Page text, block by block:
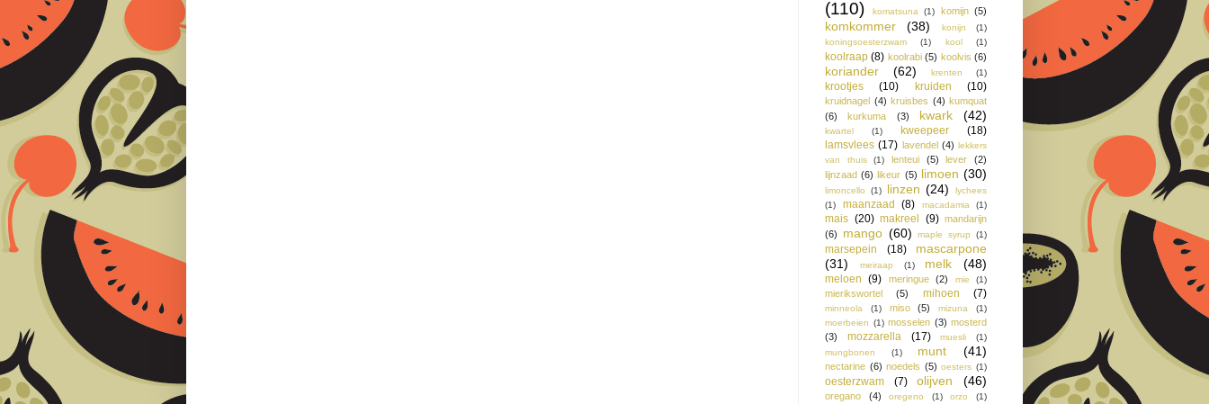
(110)
komatsuna (1) komijn (5)
komkommer (38) konijn
(1)
koningsoesterzwam
(1) kool (1)
koolraap (8) koolrabi (5) koolvis (6)
koriander (62) krenten (1)
krootjes (10) kruiden (10)
kruidnagel (4) kruisbes (4) kumquat
(6)
kurkuma (3) kwark (42)
kwartel (1) kweepeer
(18)
lamsvlees (17) lavendel (4) lekkers
van thuis
(1) lenteui (5) lever
(2)
lijnzaad (6) likeur (5) limoen (30)
limoncello (1) linzen (24)
lychees
(1)
maanzaad (8) macadamia (1)
mais (20) makreel (9) mandarijn
(6)
mango (60) maple syrup (1)
marsepein (18)
mascarpone
(31)
meiraap (1) melk (48)
meloen (9) meringue (2) mie (1)
mierikswortel (5) mihoen (7)
minneola (1) miso (5) mizuna
(1)
moerbeien (1) mosselen (3) mosterd
(3)
mozzarella (17) muesli
(1)
mungbonen
(1) munt (41)
nectarine (6) noedels (5) oesters (1)
oesterzwam (7) olijven (46)
oregano (4) oregeno (1) orzo (1)